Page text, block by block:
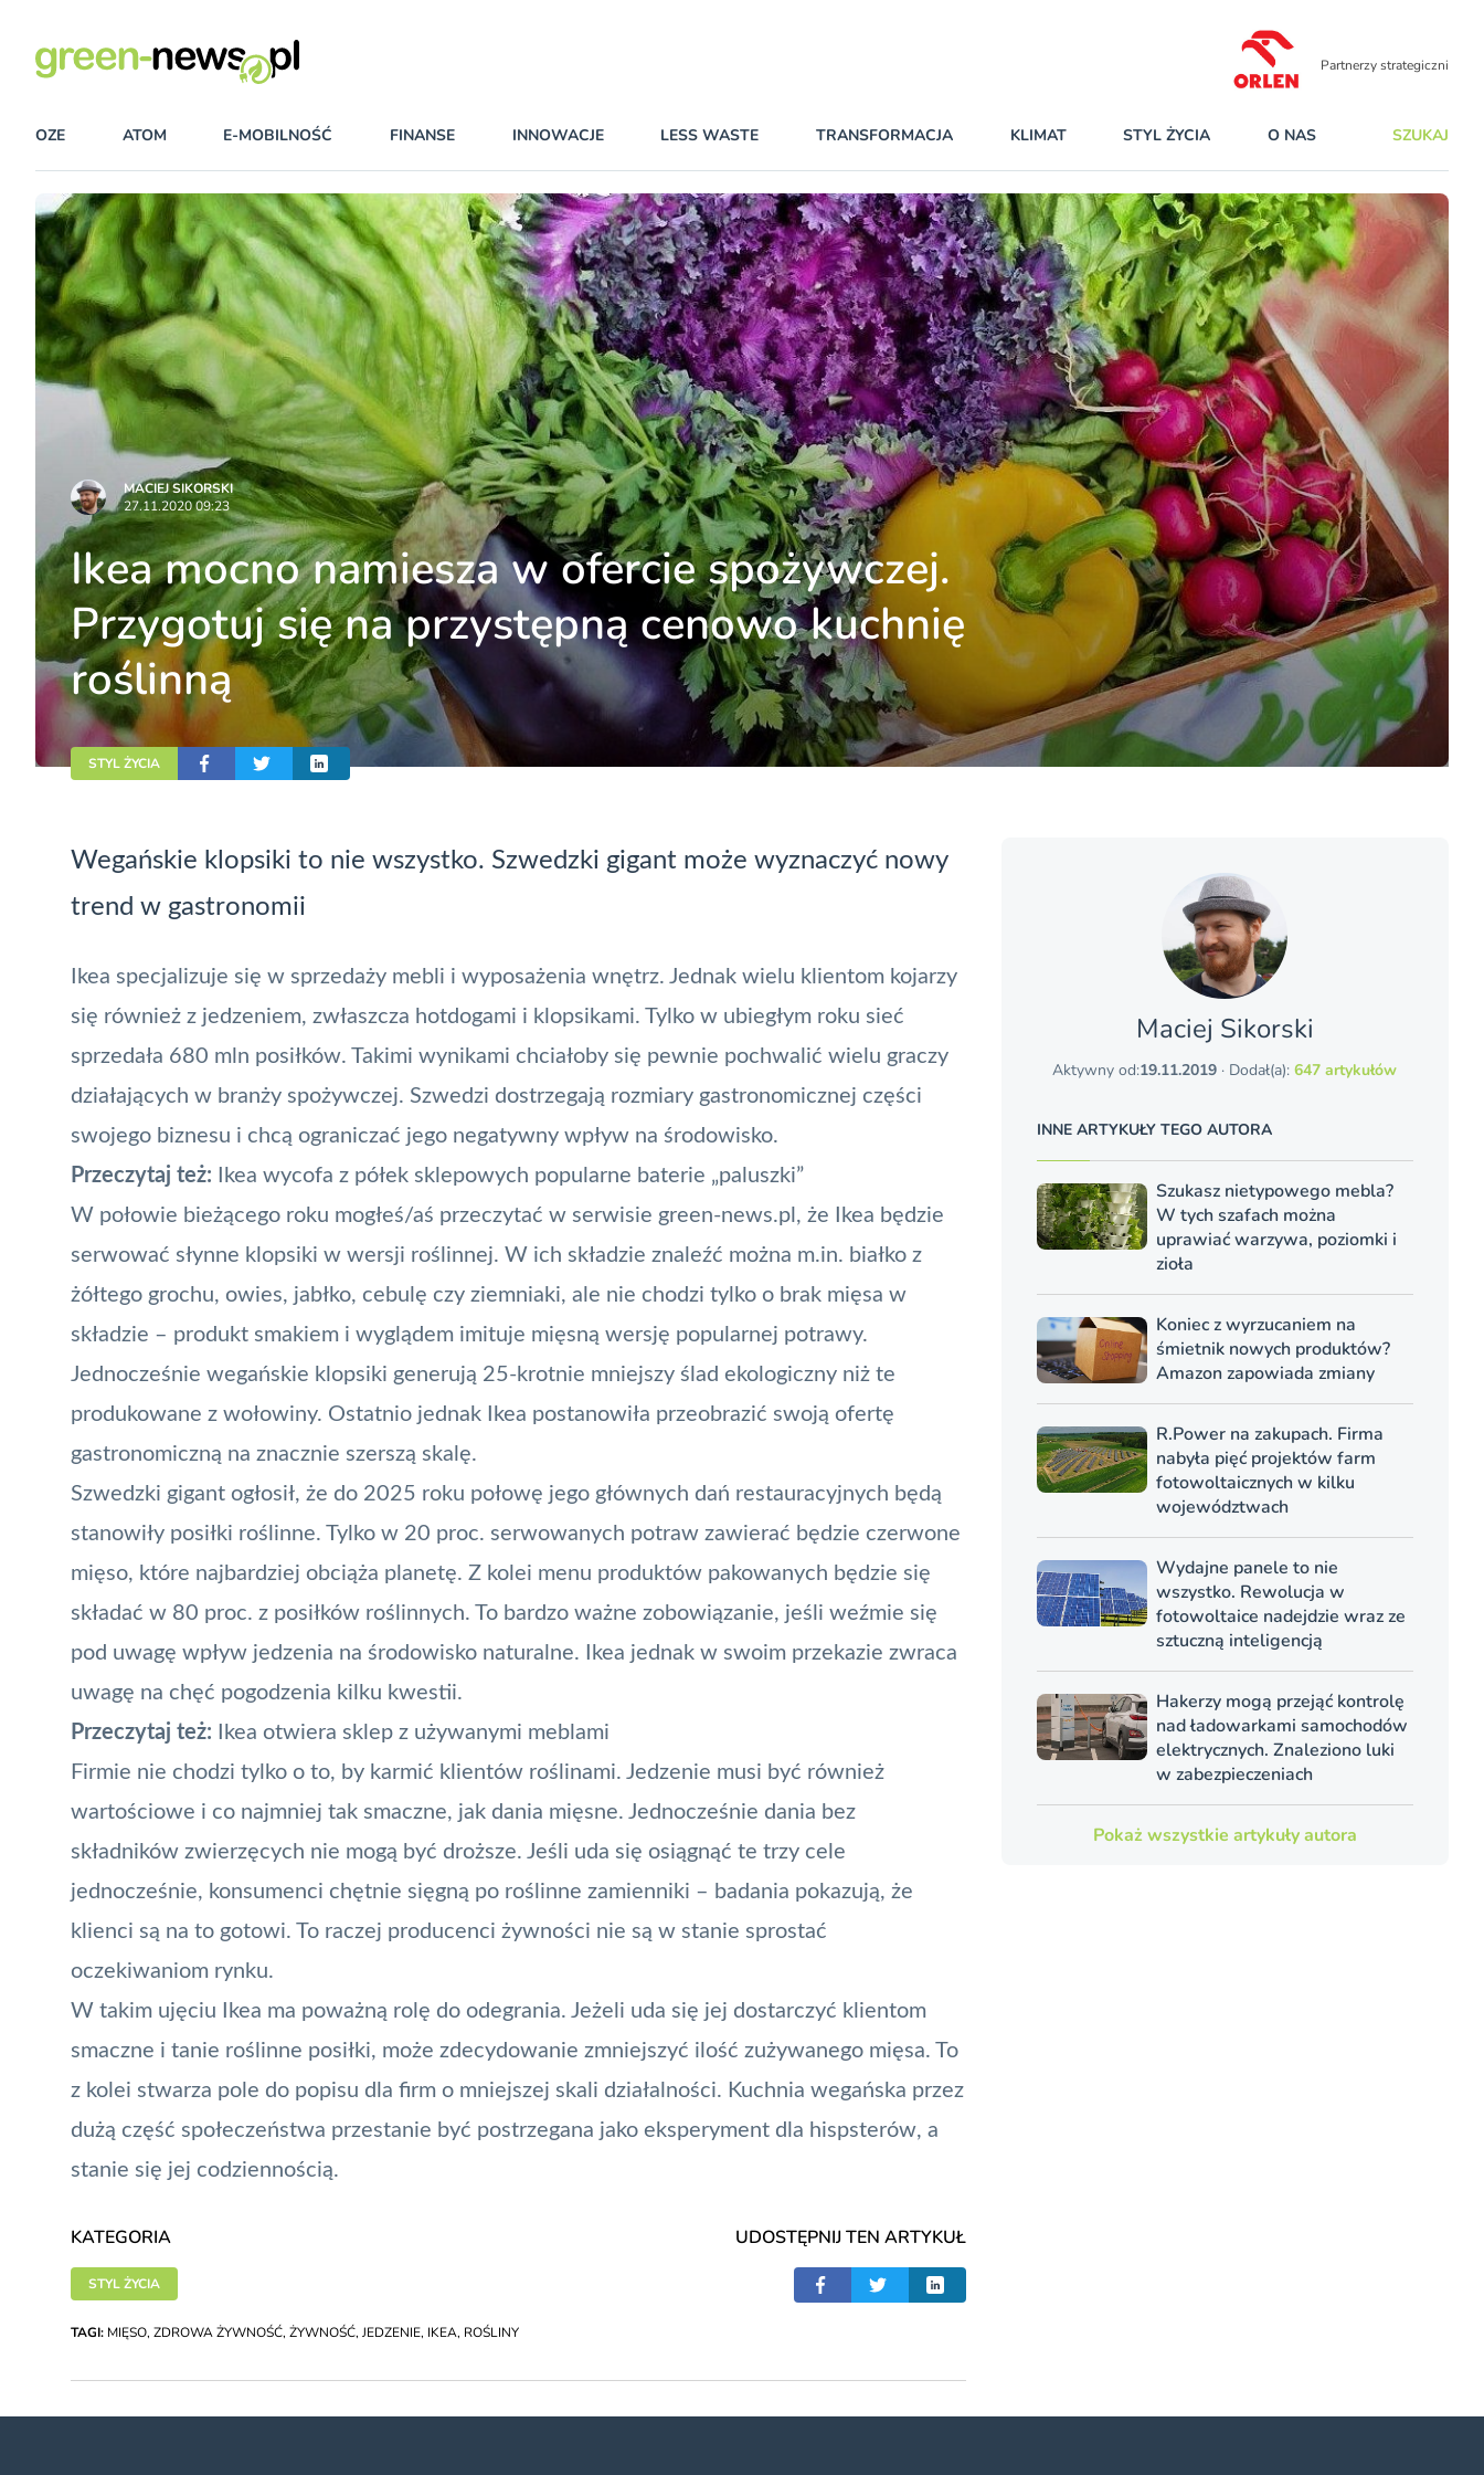
Partnerzy strategiczni
OZE ATOM E-MOBILNOŚĆ FINANSE INNOWACJE LESS WASTE TRANSFORMACJA KLIMAT STYL ŻYCIA O NAS SZUKAJ
MACIEJ SIKORSKI
27.11.2020 09:23
Ikea mocno namiesza w ofercie spożywczej.
Przygotuj się na przystępną cenowo kuchnię
roślinną
STYL ŻYCIA
Wegańskie klopsiki to nie wszystko. Szwedzki gigant może wyznaczyć nowy
trend w gastronomii
Ikea specjalizuje się w sprzedaży mebli i wyposażenia wnętrz. Jednak wielu klientom kojarzy
się również z jedzeniem, zwłaszcza hotdogami i klopsikami. Tylko w ubiegłym roku sieć
sprzedała 680 mln posiłków. Takimi wynikami chciałoby się pewnie pochwalić wielu graczy
działających w branży spożywczej. Szwedzi dostrzegają rozmiary gastronomicznej części
swojego biznesu i chcą ograniczać jego negatywny wpływ na środowisko.
Przeczytaj też:
Ikea wycofa z półek sklepowych popularne baterie „paluszki”
W połowie bieżącego roku mogłeś/aś przeczytać w serwisie green-news.pl, że
Ikea będzie
serwować słynne klopsiki w wersji roślinnej. W ich składzie znaleźć można m.in. białko z
żółtego grochu, owies, jabłko, cebulę czy ziemniaki, ale nie chodzi tylko o brak mięsa w
składzie – produkt smakiem i wyglądem imituje mięsną wersję popularnej potrawy.
Jednocześnie wegańskie klopsiki generują 25-krotnie mniejszy ślad ekologiczny niż te
produkowane z wołowiny. Ostatnio jednak Ikea postanowiła przeobrazić swoją ofertę
gastronomiczną na znacznie szerszą skalę.
Szwedzki gigant ogłosił, że do 2025 roku połowę jego głównych dań restauracyjnych będą
stanowiły posiłki roślinne. Tylko w 20 proc. serwowanych potraw zawierać będzie czerwone
mięso, które najbardziej obciąża planetę. Z kolei menu produktów pakowanych będzie się
składać w 80 proc. z posiłków roślinnych. To bardzo ważne zobowiązanie, jeśli weźmie się
pod uwagę wpływ jedzenia na środowisko naturalne. Ikea jednak w swoim przekazie zwraca
uwagę na chęć pogodzenia kilku kwestii.
Przeczytaj też:
Ikea otwiera sklep z używanymi meblami
Firmie nie chodzi tylko o to, by karmić klientów roślinami. Jedzenie musi być również
wartościowe i co najmniej tak smaczne, jak dania mięsne. Jednocześnie dania bez
składników zwierzęcych nie mogą być droższe. Jeśli uda się osiągnąć te trzy cele
jednocześnie, konsumenci chętnie sięgną po roślinne zamienniki – badania pokazują, że
klienci są na to gotowi. To raczej producenci żywności nie są w stanie sprostać
oczekiwaniom rynku.
W takim ujęciu
Ikea ma poważną rolę do odegrania. Jeżeli uda się jej dostarczyć klientom
smaczne i tanie roślinne posiłki, może zdecydowanie zmniejszyć ilość zużywanego mięsa. To
z kolei stwarza pole do popisu dla firm o mniejszej skali działalności. Kuchnia wegańska przez
dużą część społeczeństwa przestanie być postrzegana jako eksperyment dla hispsterów, a
stanie się jej codziennością.
KATEGORIA
STYL ŻYCIA
UDOSTĘPNIJ TEN ARTYKUŁ
TAGI: MIĘSO, ZDROWA ŻYWNOŚĆ, ŻYWNOŚĆ, JEDZENIE, IKEA, ROŚLINY
Maciej Sikorski
Aktywny od:19.11.2019 · Dodał(a):647 artykułów
INNE ARTYKUŁY TEGO AUTORA
Szukasz nietypowego mebla?
W tych szafach można
uprawiać warzywa, poziomki i
zioła
Koniec z wyrzucaniem na
śmietnik nowych produktów?
Amazon zapowiada zmiany
R.Power na zakupach. Firma
nabyła pięć projektów farm
fotowoltaicznych w kilku
województwach
Wydajne panele to nie
wszystko. Rewolucja w
fotowoltaice nadejdzie wraz ze
sztuczną inteligencją
Hakerzy mogą przejąć kontrolę
nad ładowarkami samochodów
elektrycznych. Znaleziono luki
w zabezpieczeniach
Pokaż wszystkie artykuły autora